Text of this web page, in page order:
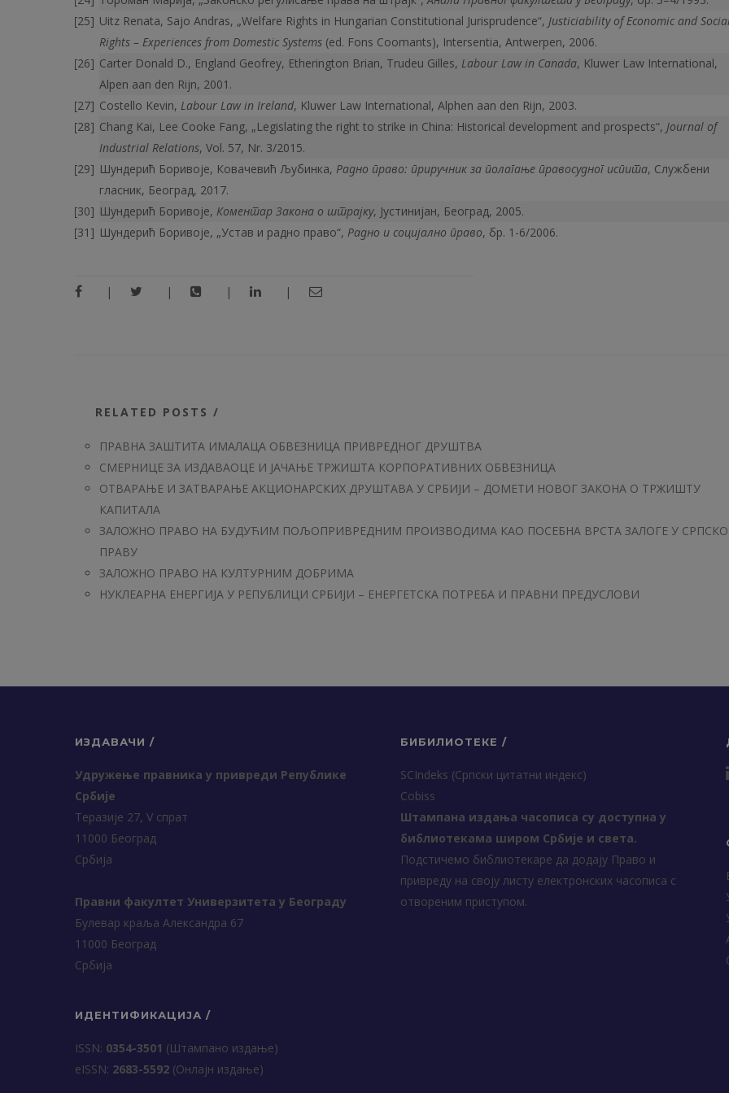
Uitz Renata, Sajo Andras, „Welfare Rights in Hungarian Constitutional Jurisprudence“, Justiciability of Economic and
Rights – Experiences from Domestic Systems (ed. Fons Coomants), Intersentia, Antwerpen, 2006.
Carter Donald D., England Geofrey, Etherington Brian, Trudeu Gilles, Labour Law in Canada, Kluwer Law International,
Alpen aan den Rijn, 2001.
Costello Kevin, Labour Law in Ireland, Kluwer Law International, Alphen aan den Rijn, 2003.
Chang Kai, Lee Cooke Fang, „Legislating the right to strike in China: Historical development and prospects“, Journal of
Industrial Relations, Vol. 57, Nr. 3/2015.
Шундерић Боривоје, Ковачевић Љубинка, Радно право: приручник за полагање правосудног испита, Службени
гласник, Београд, 2017.
Шундерић Боривоје, Коментар Закона о штрајку, Јустинијан, Београд, 2005.
Шундерић Боривоје, „Устав и радно право“, Радно и социјално право, бр. 1-6/2006.
| | | |
RELATED POSTS /
ПРАВНА ЗАШТИТА ИМАЛАЦА ОБВЕЗНИЦА ПРИВРЕДНОГ ДРУШТВА
СМЕРНИЦЕ ЗА ИЗДАВАОЦЕ И ЈАЧАЊЕ ТРЖИШТА КОРПОРАТИВНИХ ОБВЕЗНИЦА
ОТВАРАЊЕ И ЗАТВАРАЊЕ АКЦИОНАРСКИХ ДРУШТАВА У СРБИЈИ – ДОМЕТИ НОВОГ ЗАКОНА О ТРЖИШТУ
КАПИТАЛА
ЗАЛОЖНО ПРАВО НА БУДУЋИМ ПОЉОПРИВРЕДНИМ ПРОИЗВОДИМА КАО ПОСЕБНА ВРСТА ЗАЛОГЕ У
ПРАВУ
ЗАЛОЖНО ПРАВО НА КУЛТУРНИМ ДОБРИМА
НУКЛЕАРНА ЕНЕРГИЈА У РЕПУБЛИЦИ СРБИЈИ – ЕНЕРГЕТСКА ПОТРЕБА И ПРАВНИ ПРЕДУСЛОВИ
ИЗДАВАЧИ /
Удружење правника у привреди Републике
Србије
Теразије 27, V спрат
11000 Београд
Србија
Правни факултет Универзитета у Београду
Булевар краља Александра 67
11000 Београд
Србија
ИДЕНТИФИКАЦИЈА /
ISSN: 0354-3501 (Штампано издање)
еISSN: 2683-5592 (Онлајн издање)
БИБИЛИОТЕКЕ /
SCIndeks (Српски цитатни индекс)
Cobiss
Штампана издања часописа су доступна у
библиотекама широм Србије и света.
Подстичемо библиотекаре да додају Право и
привреду на своју листу електронских часописа с
отвореним приступом.